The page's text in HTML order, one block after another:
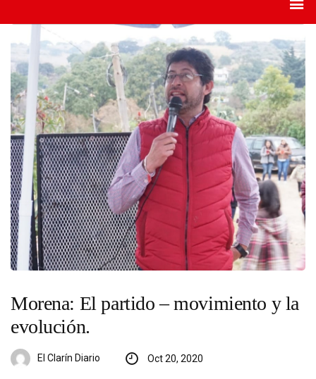
Morena: El partido – movimiento y la
evolución.
El Clarín Diario Oct 20, 2020